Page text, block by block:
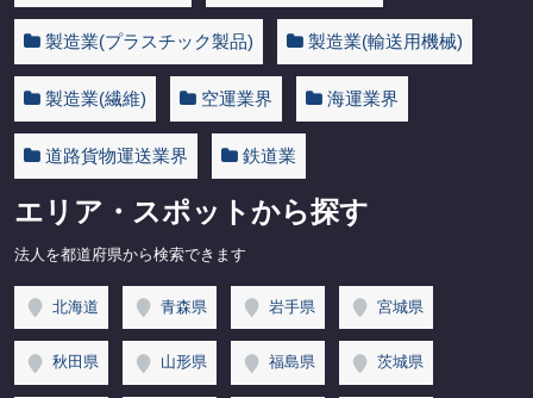
製造業(プラスチック製品) 製造業(輸送用機械)
製造業(繊維) 空運業界 海運業界
道路貨物運送業界 鉄道業
エリア・スポットから探す
法人を都道府県から検索できます
北海道 青森県 岩手県 宮城県
秋田県 山形県 福島県 茨城県